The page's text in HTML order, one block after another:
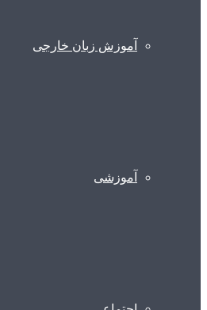
آموزش زبان خارجی
آموزشی